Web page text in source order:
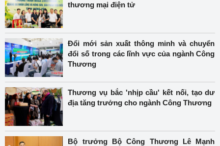
thương mại điện tử
Đổi mới sản xuất thông minh và chuyển
đổi số trong các lĩnh vực của ngành Công
Thương
Thương vụ bắc 'nhịp cầu' kết nối, tạo dư
địa tăng trưởng cho ngành Công Thương
Bộ trưởng Bộ Công Thương Lê Mạnh